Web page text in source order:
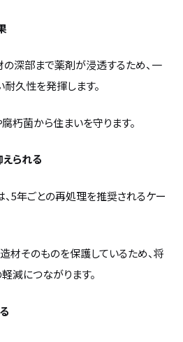
深部まで薬剤が浸透するため、一
久性を発揮します。
朽菌から住まいを守ります。
られる
5年ごとの再処理を推奨されるケー
材そのものを保護しているため、将
減につながります。